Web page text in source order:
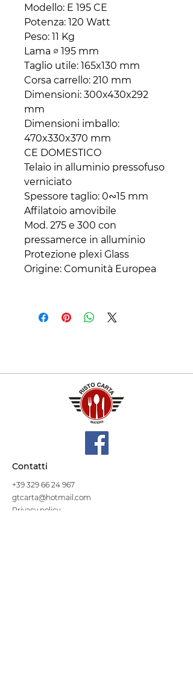
Modello: E 195 CE
Potenza: 120 Watt
Peso: 11 Kg
Lama ∅ 195 mm
Taglio utile: 165x130 mm
Corsa carrello: 210 mm
Dimensioni: 300x430x292
mm
Dimensioni imballo:
470x330x370 mm
CE DOMESTICO
Telaio in alluminio pressofuso
verniciato
Spessore taglio: 0∾15 mm
Affilatoio amovibile
Mod. 275 e 300 con
pressamerce in alluminio
Protezione plexi Glass
Origine: Comunità Europea
Contatti
+39 329 66 24 967
gtcarta@hotmail.com
Privacy policy